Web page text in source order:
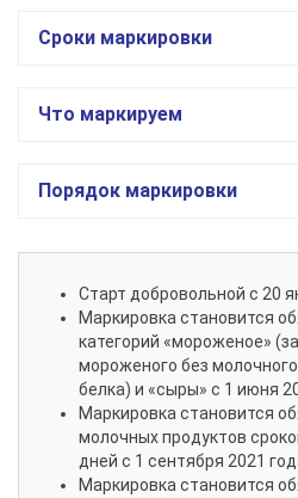
Сроки маркировки
Что маркируем
Порядок маркировки
Старт добровольной c 20
Маркировка становится
категорий «мороженое»
мороженого без
белка) и «сыры» c 1 июня
Маркировка становится
молочных продуктов
дней c 1 сентября 2021
Маркировка становится